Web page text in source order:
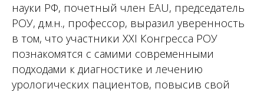
науки РФ, почетный член ЕAU, председатель
РОУ, д.м.н., профессор, выразил уверенность
в том, что участники XXI Конгресса РОУ
познакомятся с самими современными
подходами к диагностике и лечению
урологических пациентов, повысив свой